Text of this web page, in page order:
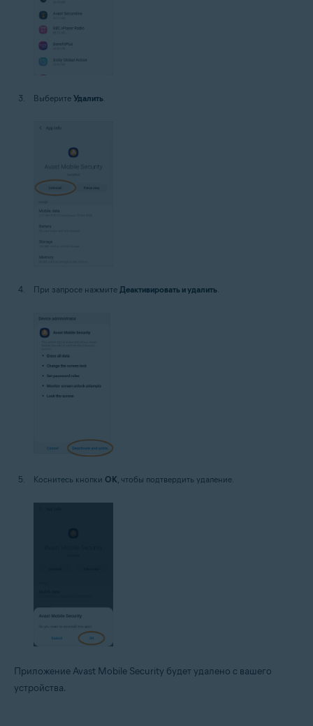
Выберите Удалить.
При запросе нажмите Деактивировать и удалить.
Коснитесь кнопки OK, чтобы подтвердить удаление.
Приложение Avast Mobile Security будет удалено с вашего
устройства.